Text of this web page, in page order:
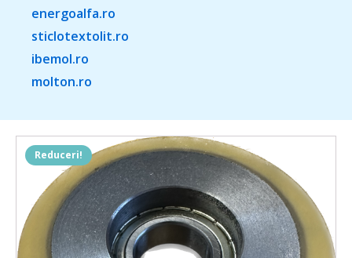
energoalfa.ro
sticlotextolit.ro
ibemol.ro
molton.ro
Reduceri!